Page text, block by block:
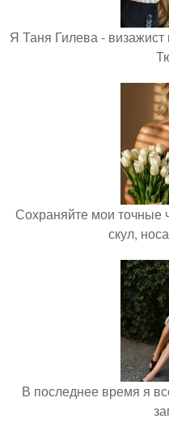
Я Таня Гилева - визажист
Сохраняйте мои точные
скул,
В последнее время я